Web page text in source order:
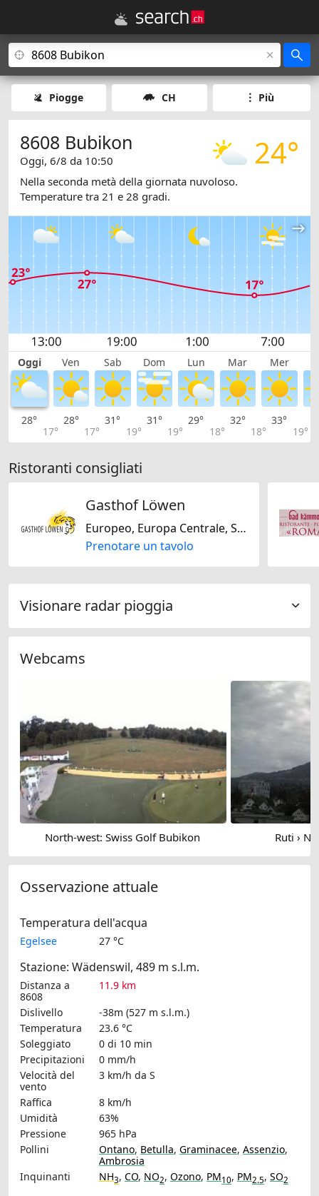
Piogge CH Più
24°
8608 Bubikon
Oggi, 6/8 da 10:50
Nella seconda metà della giornata nuvoloso.
Temperature tra 21 e 28 gradi.
Oggi Ven Sab Dom Lun Mar Mer
28°
17°
28°
17°
31°
19°
31°
19°
29°
18°
32°
18°
33°
19°
Ristoranti consigliati
Gasthof Löwen
Europeo, Europa Centrale, Svizzera, Senza glutine, Regionale, Mediterranea
Prenotare un tavolo
Visionare radar pioggia
Webcams
North-west: Swiss Golf Bubikon Ruti ›
Osservazione attuale
Temperatura dell'acqua
Egelsee 27 °C
Stazione: Wädenswil, 489 m s.l.m.
Distanza a
8608
11.9 km
Dislivello
-38m (527 m s.l.m.)
Temperatura
23.6 °C
Soleggiato
0 di 10 min
Precipitazioni
0 mm/h
Velocità del
vento
3 km/h da S
Raffica
8 km/h
Umidità
63%
Pressione
965 hPa
Pollini
Ontano, Betulla, Graminacee, Assenzio,
Ambrosia
Inquinanti
NH3, CO, NO2, Ozono, PM10, PM2.5, SO2